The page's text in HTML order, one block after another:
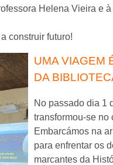
Helena Vieira e
construir futuro!
UMA VIAGEM
DA
No passado dia 1
transformou-se no
Embarcámos na
para enfrentar os
marcantes da